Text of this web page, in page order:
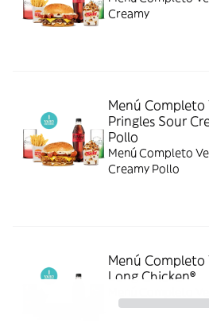
Creamy
Menú Completo
Pringles Sour
Pollo
Menú Completo
Creamy Pollo
Menú Completo
Long Chicken®